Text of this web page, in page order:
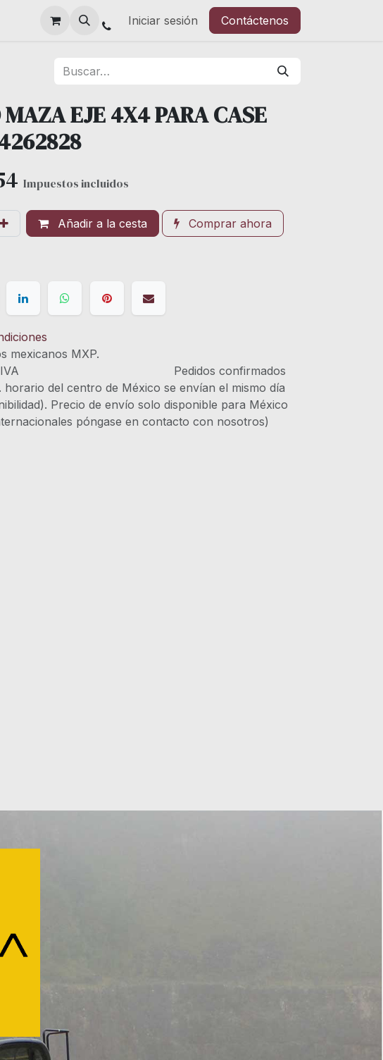
Iniciar sesión Contáctenos
EJE 4X4 PARA CASE
Impuestos incluidos
Añadir a la cesta Comprar ahora
mexicanos MXP.
IVA Pedidos confirmados
horario del centro de México se envían el mismo día
Precio de envío solo disponible para México
póngase en contacto con nosotros)